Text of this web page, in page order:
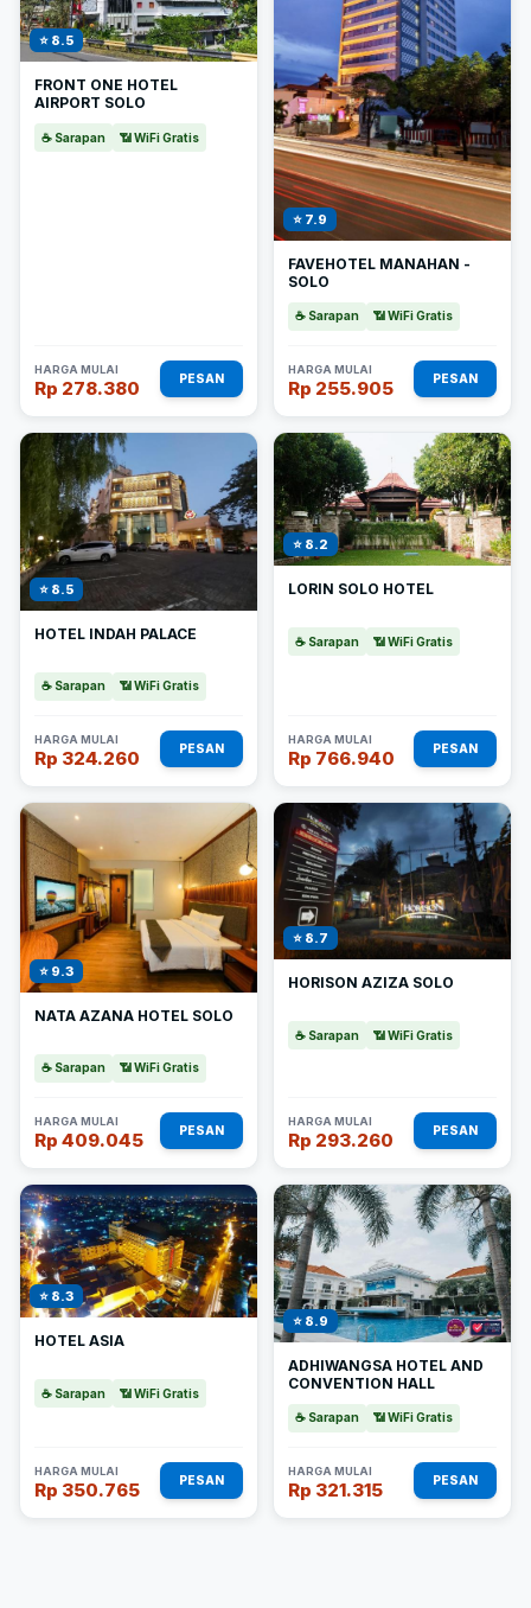
⭐ 8.5
FRONT ONE HOTEL
AIRPORT SOLO
☕ Sarapan 📶 WiFi Gratis
HARGA MULAI
Rp 278.380 PESAN
⭐ 7.9
FAVEHOTEL MANAHAN -
SOLO
☕ Sarapan 📶 WiFi Gratis
HARGA MULAI
Rp 255.905 PESAN
⭐ 8.5
HOTEL INDAH PALACE
☕ Sarapan 📶 WiFi Gratis
HARGA MULAI
Rp 324.260 PESAN
⭐ 8.2
LORIN SOLO HOTEL
☕ Sarapan 📶 WiFi Gratis
HARGA MULAI
Rp 766.940 PESAN
⭐ 9.3
NATA AZANA HOTEL SOLO
☕ Sarapan 📶 WiFi Gratis
HARGA MULAI
Rp 409.045 PESAN
⭐ 8.7
HORISON AZIZA SOLO
☕ Sarapan 📶 WiFi Gratis
HARGA MULAI
Rp 293.260 PESAN
⭐ 8.3
HOTEL ASIA
☕ Sarapan 📶 WiFi Gratis
HARGA MULAI
Rp 350.765 PESAN
⭐ 8.9
ADHIWANGSA HOTEL AND
CONVENTION HALL
☕ Sarapan 📶 WiFi Gratis
HARGA MULAI
Rp 321.315 PESAN